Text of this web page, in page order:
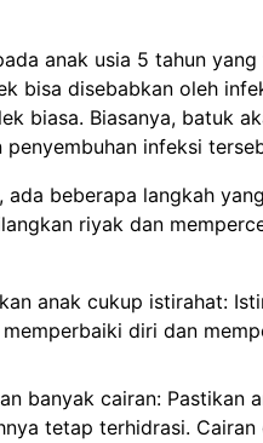
anak usia 5 tahun
bisa disebabkan oleh
biasa. Biasanya, batuk
penyembuhan infeksi
ada beberapa langkah
riyak dan
anak cukup istirahat:
diri dan
banyak cairan: Pastikan
tetap terhidrasi.